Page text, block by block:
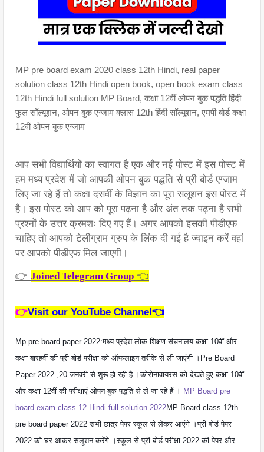
MP pre board exam 2020 class 12th Hindi, real paper
solution class 12th Hindi open book, open book exam class
12th Hindi full solution MP Board, कक्षा 12वीं ओपन बुक पद्धति हिंदी
फुल सॉल्यूशन, ओपन बुक एग्जाम क्लास 12th हिंदी सॉल्यूशन, एमपी बोर्ड कक्षा
12वीं ओपन बुक एग्जाम
आप सभी विद्यार्थियों का स्वागत है एक और नई पोस्ट में इस पोस्ट में
हम मध्य प्रदेश में जो आपकी ओपन बुक पद्धति से प्री बोर्ड एग्जाम
लिए जा रहे हैं तो कक्षा दसवीं के विज्ञान का पूरा सलूशन इस पोस्ट में
है। इस पोस्ट को आप को पूरा पढ़ना है और अंत तक पढ़ना है सभी
प्रश्नों के उत्तर क्रमशः दिए गए हैं। अगर आपको इसकी पीडीएफ
चाहिए तो आपको टेलीग्राम ग्रुप के लिंक दी गई है ज्वाइन करें वहां
पर आपको पीडीएफ मिल जाएगी।
👉 Joined Telegram Group 👈
👉Visit our YouTube Channel👈
Mp pre board paper 2022:मध्य प्रदेश लोक शिक्षण संचनालय कक्षा 10वीं और
कक्षा बारहवीं की प्री बोर्ड परीक्षा को ऑफलाइन तरीके से ली जाएंगी ।Pre Board
Paper 2022 ,20 जनवरी से शुरू हो रही है ।कोरोनावायरस को देखते हुए कक्षा 10वीं
और कक्षा 12वीं की परीक्षाएं ओपन बुक पद्धति से ले जा रहे हैं । MP Board pre
board exam class 12 Hindi full solution 2022MP Board class 12th
pre board paper 2022 सभी छात्र पेपर स्कूल से लेकर आएंगे ।प्री बोर्ड पेपर
2022 को घर आकर सलूशन करेंगे ।स्कूल से प्री बोर्ड परीक्षा 2022 की पेपर और